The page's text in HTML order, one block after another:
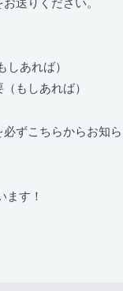
あれば）
もしあれば）
ずこちらからお知ら
ます！